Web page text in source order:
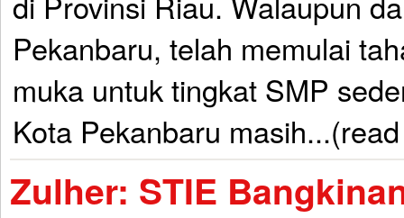
Pekanbaru, telah memulai
muka untuk tingkat SMP
Kota Pekanbaru
Zulher: STIE